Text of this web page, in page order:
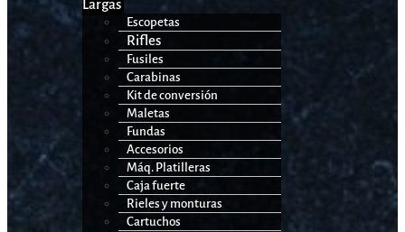
Largas
Escopetas
Rifles
Fusiles
Carabinas
Kit de conversión
Maletas
Fundas
Accesorios
Máq. Platilleras
Caja fuerte
Rieles y monturas
Cartuchos